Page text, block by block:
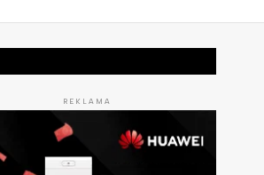
REKLAMA